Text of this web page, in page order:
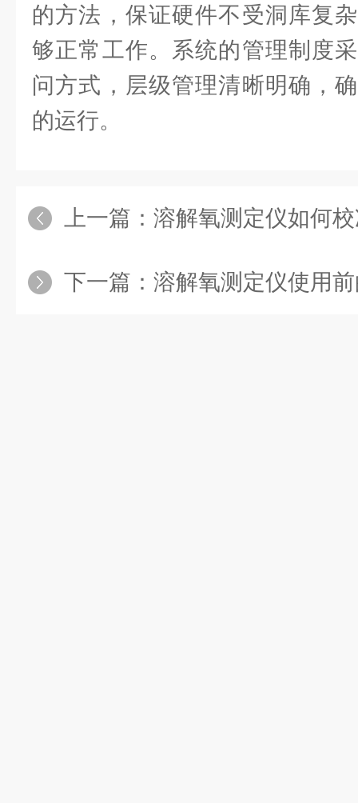
的方法，保证硬件不受洞库复
够正常工作。系统的管理制度
问方式，层级管理清晰明确，
的运行。
上一篇： 溶解氧测定仪如何
下一篇： 溶解氧测定仪使用